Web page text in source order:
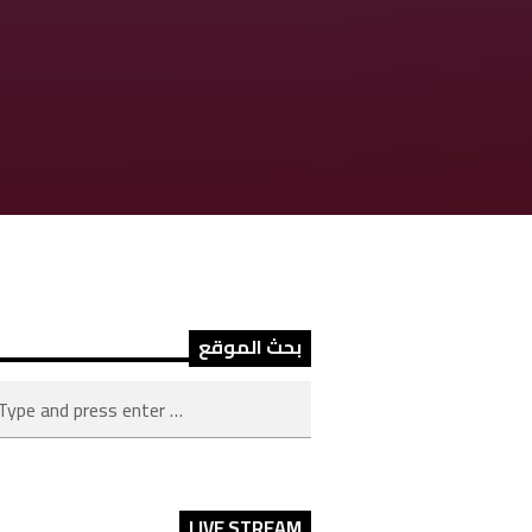
بحث الموقع